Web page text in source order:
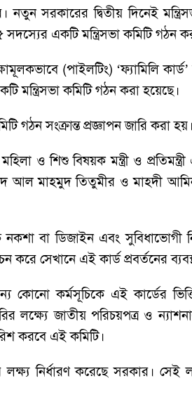
সরকারের দ্বিতীয় দিনেই
সদস্যের একটি মন্ত্রিসভা কমিটি গঠন
(পাইলটিং) ‘ফ্যামিলি
মন্ত্রিসভা কমিটি গঠন করা হয়েছে।
গঠন সংক্রান্ত প্রজ্ঞাপন জারি করা হয়।
ও শিশু বিষয়ক মন্ত্রী ও
আল মাহমুদ তিতুমীর ও মাহ্দী
বা ডিজাইন এবং সুবিধাভোগী
সেখানে এই কার্ড প্রবর্তনের
কোনো কর্মসূচিকে এই কার্ডের
লক্ষ্যে জাতীয় পরিচয়পত্র ও
করবে এই কমিটি।
নির্ধারণ করেছে সরকার। সেই